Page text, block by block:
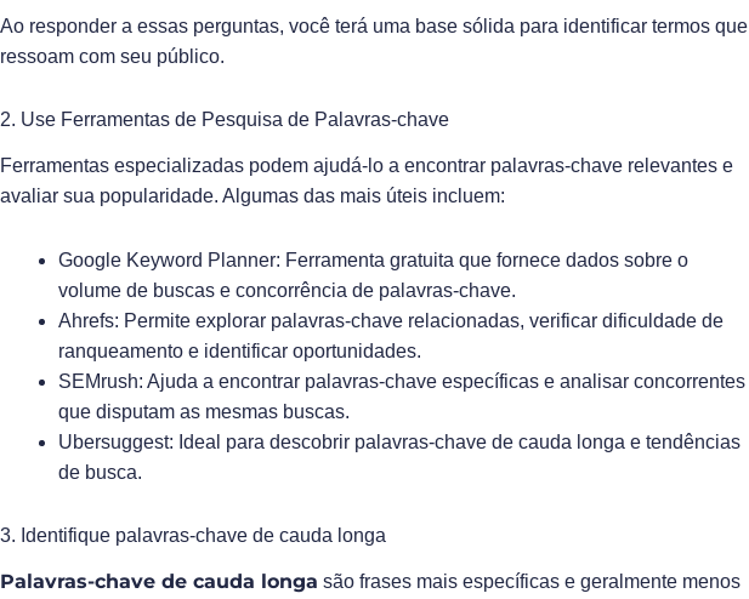
Ao responder a essas perguntas, você terá uma base sólida para identificar termos que
ressoam com seu público.
2. Use Ferramentas de Pesquisa de Palavras-chave
Ferramentas especializadas podem ajudá-lo a encontrar palavras-chave relevantes e
avaliar sua popularidade. Algumas das mais úteis incluem:
Google Keyword Planner: Ferramenta gratuita que fornece dados sobre o
volume de buscas e concorrência de palavras-chave.
Ahrefs: Permite explorar palavras-chave relacionadas, verificar dificuldade de
ranqueamento e identificar oportunidades.
SEMrush: Ajuda a encontrar palavras-chave específicas e analisar concorrentes
que disputam as mesmas buscas.
Ubersuggest: Ideal para descobrir palavras-chave de cauda longa e tendências
de busca.
3. Identifique palavras-chave de cauda longa
Palavras-chave de cauda longa são frases mais específicas e geralmente menos